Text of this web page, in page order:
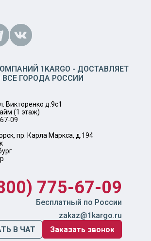
1KARGO - ДОСТАВЛЯЕТ
ВСЕ ГОРОДА РОССИИ
Викторенко д.9с1
(1 этаж)
09
пр. Карла Маркса, д.194
775-67-09
Бесплатный по России
zakaz@1kargo.ru
В ЧАТ
Заказать звонок